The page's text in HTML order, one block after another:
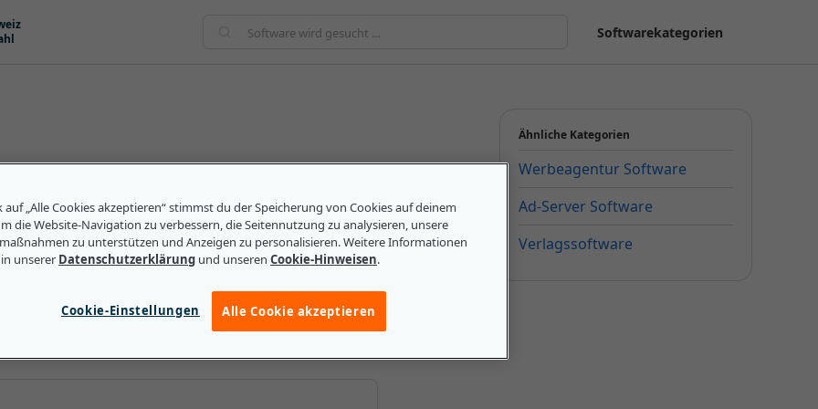
Softwarekategorien
Dienstleistungen beschreibt, die zur Bereitstellung
umfassen, von Adservern und
Attributionsplattformen. Diese Art von Technologie
werden, die sowohl für Werbetreibende als
der Leistungsmessung, indem sie die CTR (Click-
Metriken verfolgt. Sie liefert zudem Daten zu
usw., so dass Vermarkter ihre Anzeigen
können.
Ähnliche Kategorien
Werbeagentur Software
Ad-Server Software
Verlagssoftware
auf „Alle Cookies akzeptieren“ stimmst du der Speicherung von Cookies auf deinem
die Website-Navigation zu verbessern, die Seitennutzung zu analysieren, unsere
zu unterstützen und Anzeigen zu personalisieren. Weitere Informationen
unserer Datenschutzerklärung und unseren Cookie-Hinweisen.
Cookie-Einstellungen Alle Cookie akzeptieren